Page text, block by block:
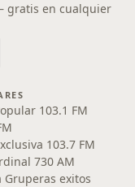
gratis en cualquier
103.1 FM
103.7 FM
730 AM
Gruperas exitos